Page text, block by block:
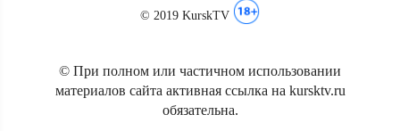
© 2019 KurskTV
© При полном или частичном использовании
материалов сайта активная ссылка на kursktv.ru
обязательна.